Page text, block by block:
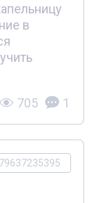
в
705 1